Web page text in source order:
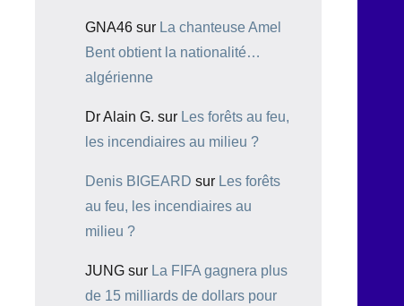
GNA46 sur La chanteuse Amel
Bent obtient la nationalité…
algérienne
Dr Alain G. sur Les forêts au feu,
les incendiaires au milieu ?
Denis BIGEARD sur Les forêts
au feu, les incendiaires au
milieu ?
JUNG sur La FIFA gagnera plus
de 15 milliards de dollars pour